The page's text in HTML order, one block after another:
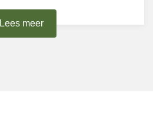
Lees meer